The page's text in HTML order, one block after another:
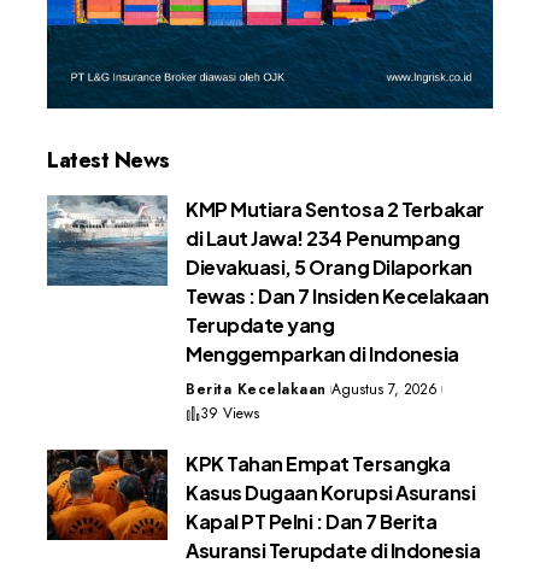
Latest News
KMP Mutiara Sentosa 2 Terbakar
di Laut Jawa! 234 Penumpang
Dievakuasi, 5 Orang Dilaporkan
Tewas : Dan 7 Insiden Kecelakaan
Terupdate yang
Menggemparkan di Indonesia
Berita Kecelakaan Agustus 7, 2026
39 Views
KPK Tahan Empat Tersangka
Kasus Dugaan Korupsi Asuransi
Kapal PT Pelni : Dan 7 Berita
Asuransi Terupdate di Indonesia